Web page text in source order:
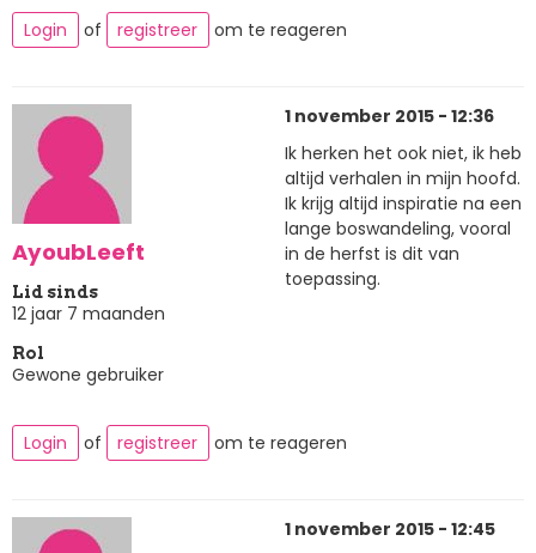
Login
of registreer om te reageren
AyoubLeeft
Lid sinds
12 jaar 7 maanden
Rol
Gewone gebruiker
1 november 2015 - 12:36
Ik herken het ook niet, ik heb
altijd verhalen in mijn hoofd.
Ik krijg altijd inspiratie na een
lange boswandeling, vooral
in de herfst is dit van
toepassing.
Login of registreer om te reageren
1 november 2015 - 12:45